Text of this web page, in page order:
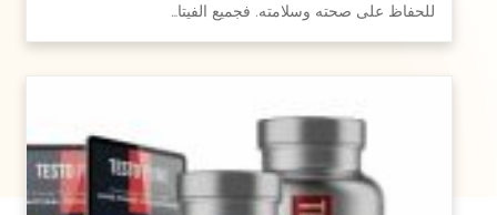
للحفاظ على صحته وسلامته. فجميع الفيتا…